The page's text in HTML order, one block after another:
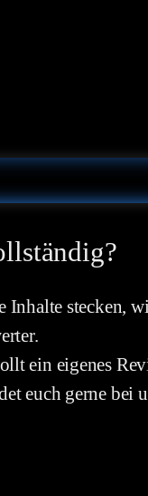
stecken,
ein eigenes
euch gerne bei